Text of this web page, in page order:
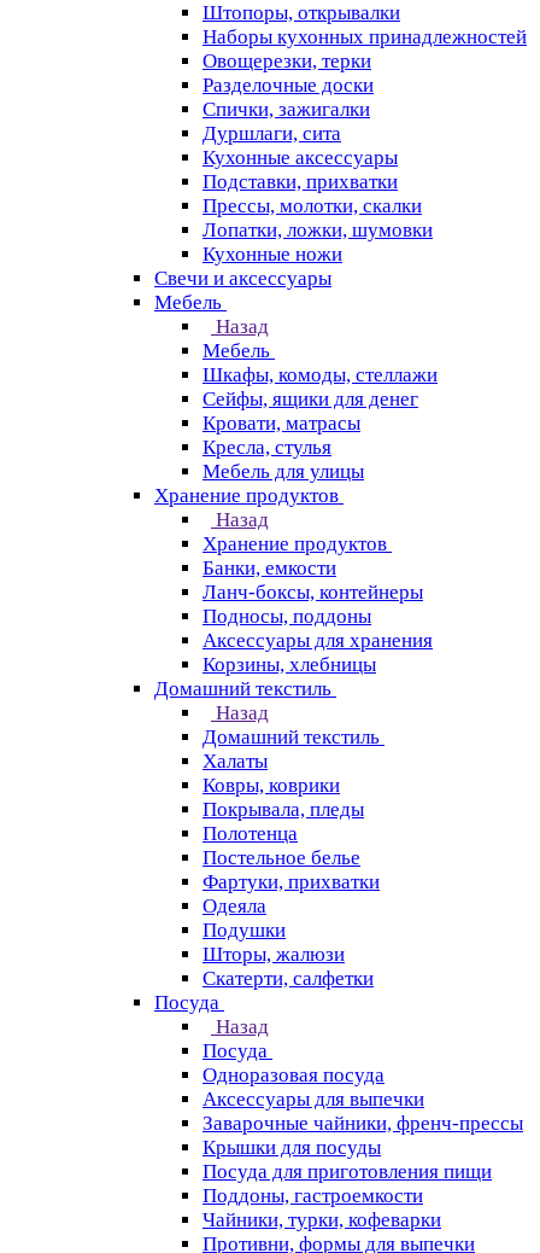
Штопоры, открывалки
Наборы кухонных принадлежностей
Овощерезки, терки
Разделочные доски
Спички, зажигалки
Дуршлаги, сита
Кухонные аксессуары
Подставки, прихватки
Прессы, молотки, скалки
Лопатки, ложки, шумовки
Кухонные ножи
Свечи и аксессуары
Мебель
Назад
Мебель
Шкафы, комоды, стеллажи
Сейфы, ящики для денег
Кровати, матрасы
Кресла, стулья
Мебель для улицы
Хранение продуктов
Назад
Хранение продуктов
Банки, емкости
Ланч-боксы, контейнеры
Подносы, поддоны
Аксессуары для хранения
Корзины, хлебницы
Домашний текстиль
Назад
Домашний текстиль
Халаты
Ковры, коврики
Покрывала, пледы
Полотенца
Постельное белье
Фартуки, прихватки
Одеяла
Подушки
Шторы, жалюзи
Скатерти, салфетки
Посуда
Назад
Посуда
Одноразовая посуда
Аксессуары для выпечки
Заварочные чайники, френч-прессы
Крышки для посуды
Посуда для приготовления пищи
Поддоны, гастроемкости
Чайники, турки, кофеварки
Противни, формы для выпечки